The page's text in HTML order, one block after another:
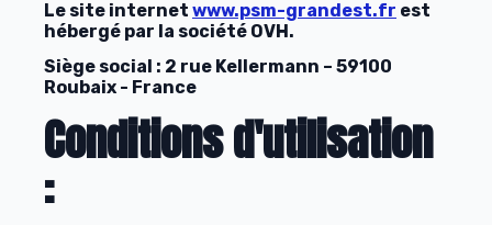
Le site internet www.psm-grandest.fr est
hébergé par la société OVH.
Siège social : 2 rue Kellermann – 59100
Roubaix - France
Conditions d'utilisation
: